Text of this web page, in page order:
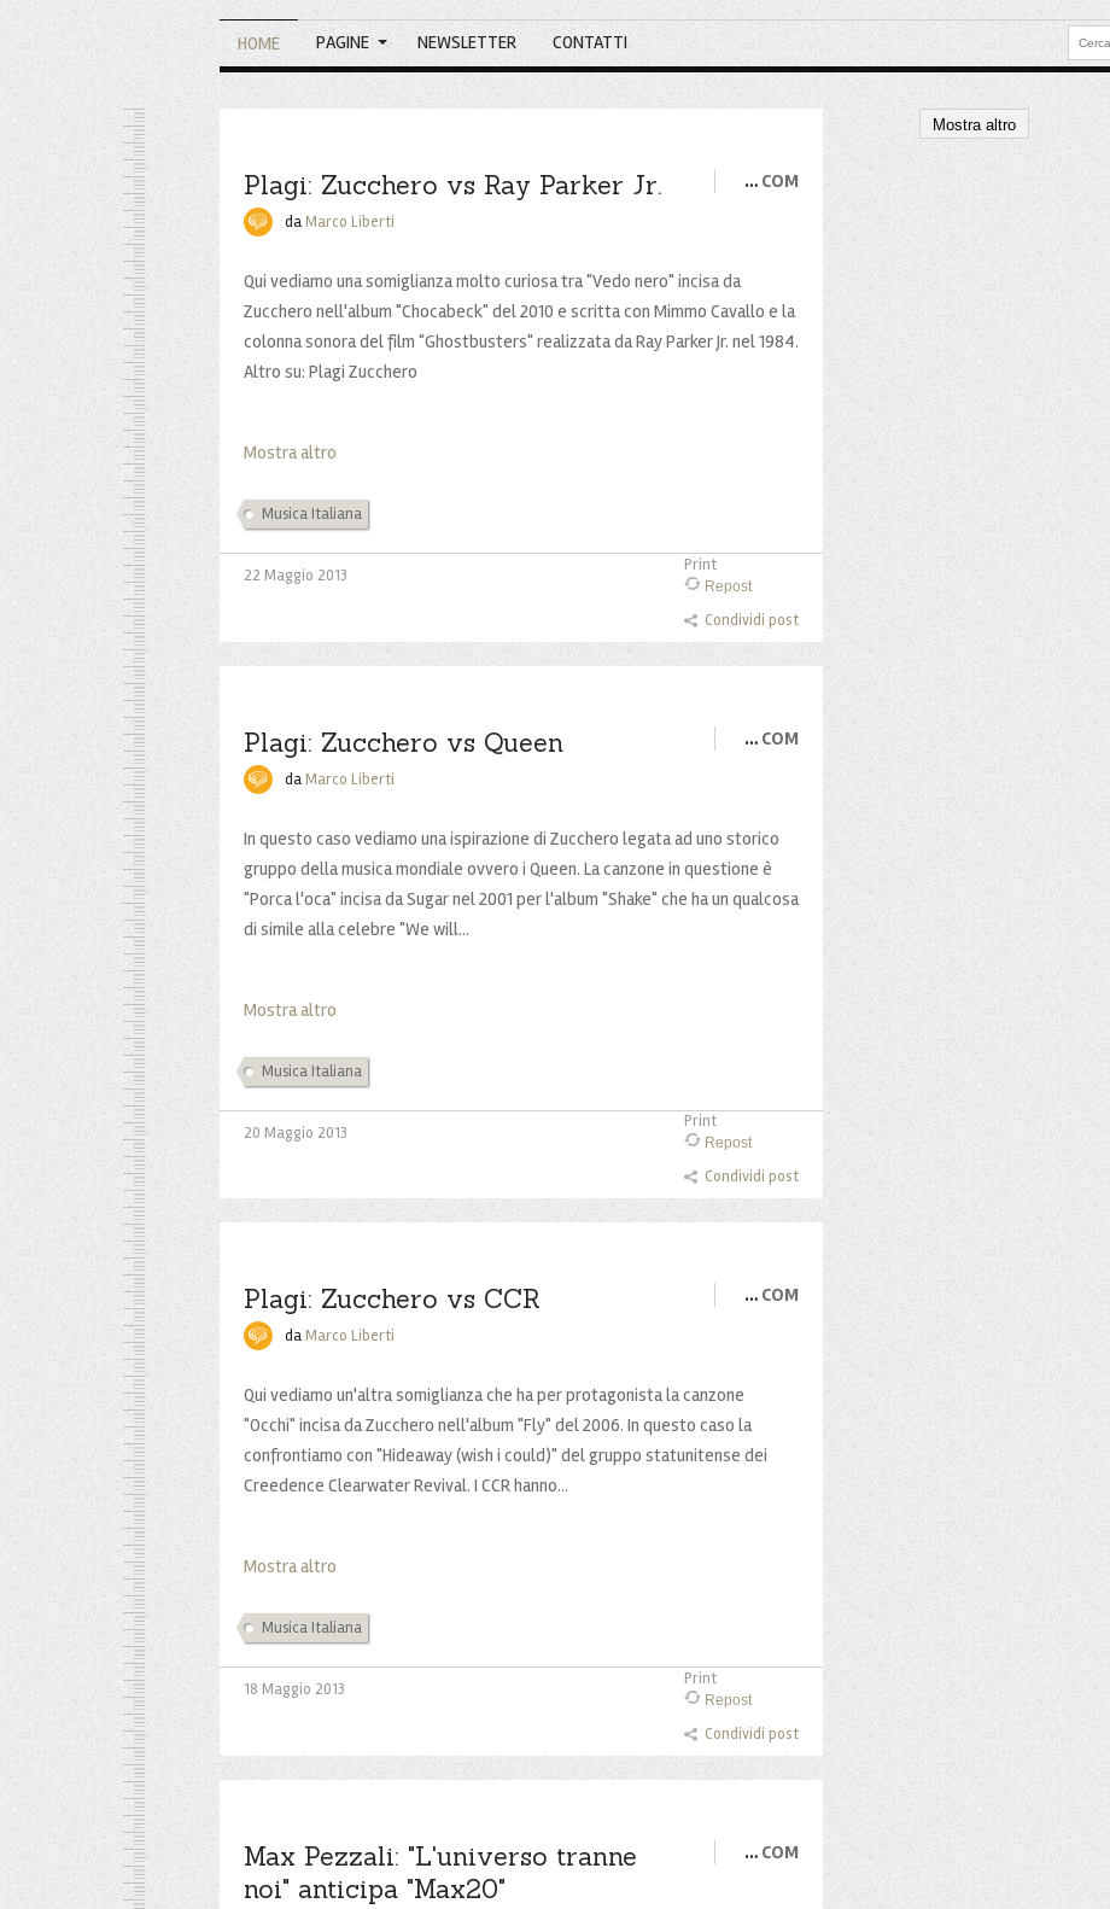
HOME PAGINE NEWSLETTER CONTATTI
Plagi: Zucchero vs Ray Parker Jr. … COM
daMarco Liberti
Qui vediamo una somiglianza molto curiosa tra "Vedo nero" incisa da
Zucchero nell'album "Chocabeck" del 2010 e scritta con Mimmo Cavallo e la
colonna sonora del film "Ghostbusters" realizzata da Ray Parker Jr. nel 1984.
Altro su: Plagi Zucchero
Mostra altro
Musica Italiana
22 Maggio 2013
Print
Repost
Condividi post
Plagi: Zucchero vs Queen … COM
daMarco Liberti
In questo caso vediamo una ispirazione di Zucchero legata ad uno storico
gruppo della musica mondiale ovvero i Queen. La canzone in questione è
"Porca l'oca" incisa da Sugar nel 2001 per l'album "Shake" che ha un qualcosa
di simile alla celebre "We will...
Mostra altro
Musica Italiana
20 Maggio 2013
Print
Repost
Condividi post
Plagi: Zucchero vs CCR … COM
daMarco Liberti
Qui vediamo un'altra somiglianza che ha per protagonista la canzone
"Occhi" incisa da Zucchero nell'album "Fly" del 2006. In questo caso la
confrontiamo con "Hideaway (wish i could)" del gruppo statunitense dei
Creedence Clearwater Revival. I CCR hanno...
Mostra altro
Musica Italiana
18 Maggio 2013
Print
Repost
Condividi post
Max Pezzali: "L'universo tranne
noi" anticipa "Max20"
… COM
Mostra altro